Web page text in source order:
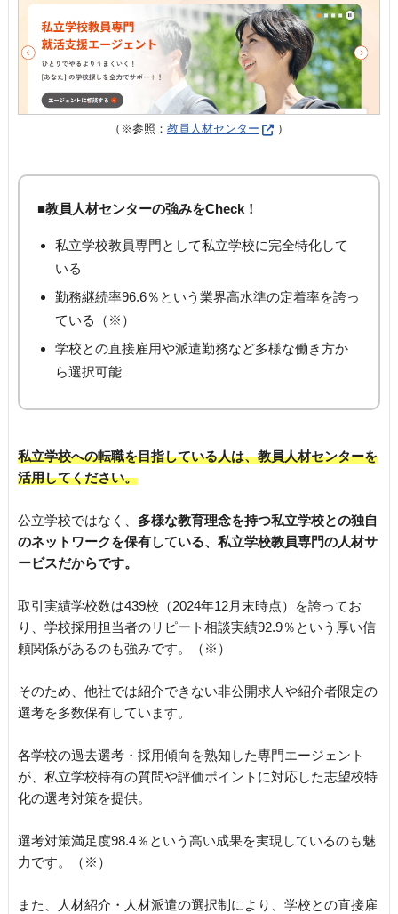
（※参照： 教員人材センター ）
■教員人材センターの強みをCheck！
私立学校教員専門として私立学校に完全特化して
いる
勤務継続率96.6％という業界高水準の定着率を誇っ
ている（※）
学校との直接雇用や派遣勤務など多様な働き方か
ら選択可能
私立学校への転職を目指している人は、教員人材センターを
活用してください。
公立学校ではなく、 多様な教育理念を持つ私立学校との独自
のネットワークを保有している、私立学校教員専門の人材サ
ービスだからです。
取引実績学校数は439校（2024年12月末時点）を誇ってお
り、学校採用担当者のリピート相談実績92.9％という厚い信
頼関係があるのも強みです。（※）
そのため、他社では紹介できない非公開求人や紹介者限定の
選考を多数保有しています。
各学校の過去選考・採用傾向を熟知した専門エージェント
が、私立学校特有の質問や評価ポイントに対応した志望校特
化の選考対策を提供。
選考対策満足度98.4％という高い成果を実現しているのも魅
力です。（※）
また、人材紹介・人材派遣の選択制により、学校との直接雇